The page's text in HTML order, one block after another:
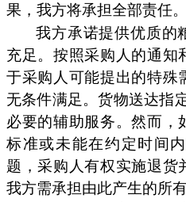
果，我方将承担全部责任。
我方承诺提供优质的
充足。按照采购人的通知
于采购人可能提出的特殊
无条件满足。货物送达指
必要的辅助服务。然而，
标准或未能在约定时间
题，采购人有权实施退货
我方需承担由此产生的所